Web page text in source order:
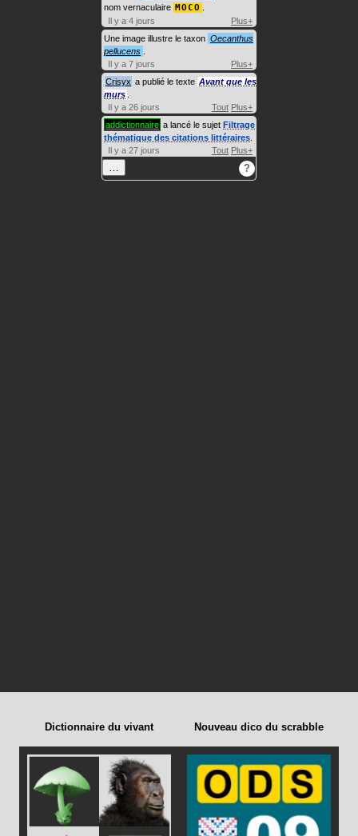
nom vernaculaire MOCO
Il y a 4 jours
Plus+
Une image illustre le taxon Oecanthus
pellucens
Il y a 7 jours
Plus+
Crisyx a publié le texte Avant que les
murs
Il y a 26 jours
Tout Plus+
addictionnaire a lancé le sujet Filtrage
thématique des citations littéraires
Il y a 27 jours
Tout Plus+
?
Dictionnaire du vivant Nouveau dico du scrabble